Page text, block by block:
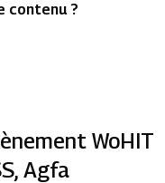
contenu ?
WoHIT
Agfa